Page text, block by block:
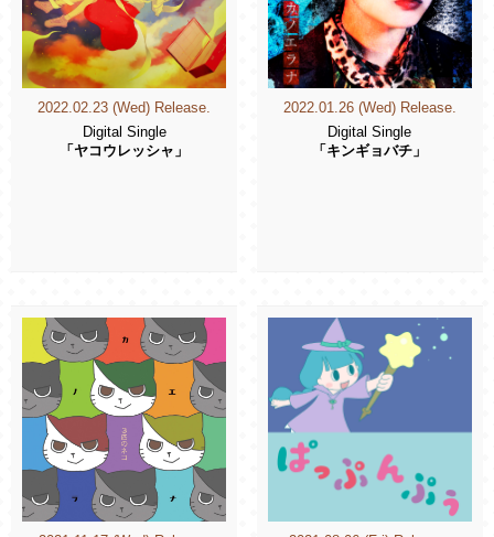
2022.02.23 (Wed) Release.
Digital Single
「ヤコウレッシャ」
2022.01.26 (Wed) Release.
Digital Single
「キンギョバチ」